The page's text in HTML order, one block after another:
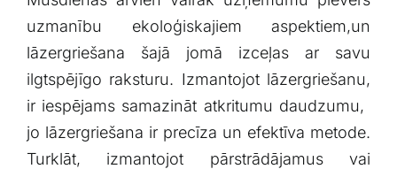
uzmanību ekoloģiskajiem aspektiem,un
lāzergriešana šajā jomā izceļas ar savu
ilgtspējīgo raksturu. Izmantojot ⁤lāzergriešanu,
ir iespējams samazināt atkritumu daudzumu, ​
jo⁣ lāzergriešana ir precīza‍ un efektīva metode.
Turklāt, ⁢izmantojot pārstrādājamus vai